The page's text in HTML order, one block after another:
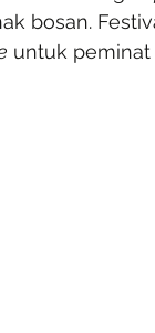
bosan.
untuk peminat